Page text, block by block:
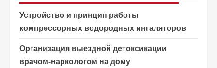
Устройство и принцип работы
компрессорных водородных ингаляторов
Организация выездной детоксикации
врачом-наркологом на дому